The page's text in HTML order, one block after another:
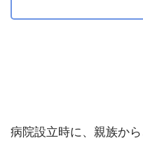
病院設立時に、親族から